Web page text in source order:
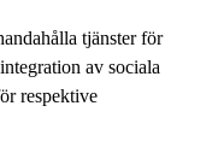
tjänster för
av sociala
respektive